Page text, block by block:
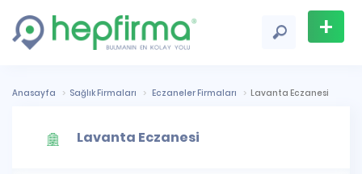
+
Ekle
Anasayfa Sağlık Firmaları Eczaneler Firmaları Lavanta Eczanesi
Lavanta Eczanesi